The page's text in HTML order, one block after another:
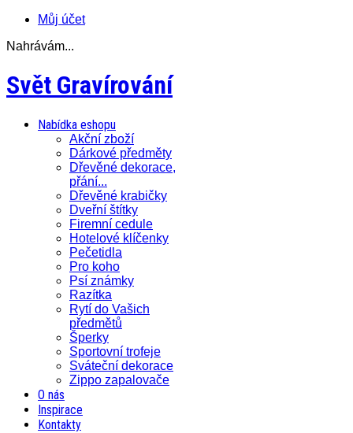
Můj účet
Nahrávám...
Svět Gravírování
Nabídka eshopu
Akční zboží
Dárkové předměty
Dřevěné dekorace,
přání...
Dřevěné krabičky
Dveřní štítky
Firemní cedule
Hotelové klíčenky
Pečetidla
Pro koho
Psí známky
Razítka
Rytí do Vašich
předmětů
Šperky
Sportovní trofeje
Sváteční dekorace
Zippo zapalovače
O nás
Inspirace
Kontakty